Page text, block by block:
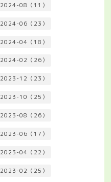
2024-08（11）
2024-06（23）
2024-04（18）
2024-02（26）
2023-12（23）
2023-10（25）
2023-08（26）
2023-06（17）
2023-04（22）
2023-02（25）